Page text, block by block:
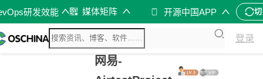
研发效能 媒体矩阵 开源中国APP
登录
网易-